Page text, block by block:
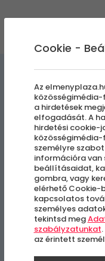
Cookie -
Az
a hirdetések
elfogadását. A
hirdetési cookie-
személyre
információra van
beállításaidat,
gombra, vagy
elérhető Cookie-
kapcsolatos
személyes
tekintsd meg
szabályzatunkat
az érintett